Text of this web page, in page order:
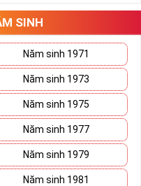
SINH
Năm sinh 1971
Năm sinh 1973
Năm sinh 1975
Năm sinh 1977
Năm sinh 1979
Năm sinh 1981